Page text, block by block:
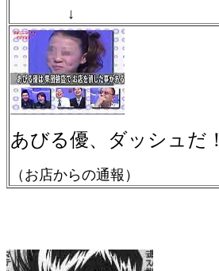
↓
あびる優、ダッシュだ！
（お店からの通報）